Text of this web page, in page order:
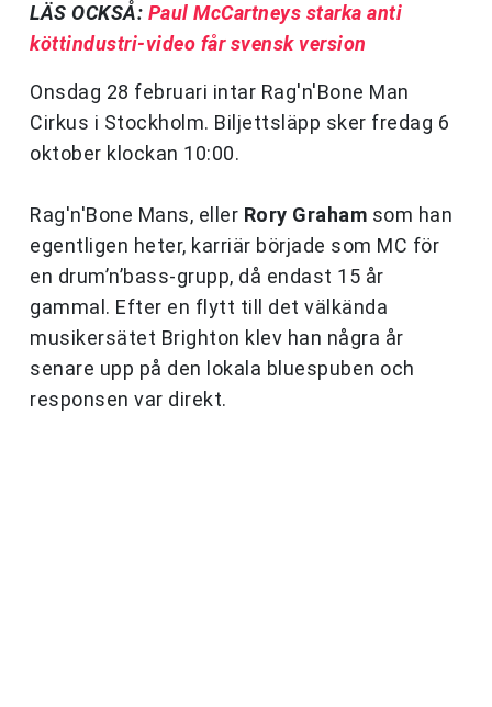
LÄS OCKSÅ: Paul McCartneys starka anti
köttindustri-video får svensk version
Onsdag 28 februari intar Rag'n'Bone Man
Cirkus i Stockholm. Biljettsläpp sker fredag 6
oktober klockan 10:00.
Rag'n'Bone Mans, eller Rory Graham som han
egentligen heter, karriär började som MC för
en drum’n’bass-grupp, då endast 15 år
gammal. Efter en flytt till det välkända
musikersätet Brighton klev han några år
senare upp på den lokala bluespuben och
responsen var direkt.